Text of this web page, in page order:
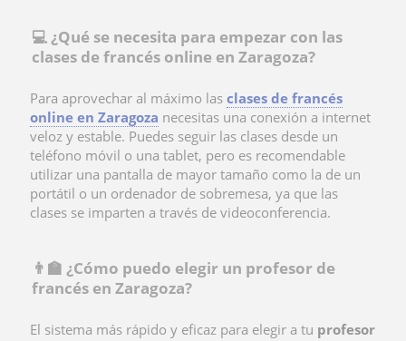
💻 ¿Qué se necesita para empezar con las
clases de francés online en Zaragoza?
Para aprovechar al máximo las clases de francés
online en Zaragoza necesitas una conexión a internet
veloz y estable. Puedes seguir las clases desde un
teléfono móvil o una tablet, pero es recomendable
utilizar una pantalla de mayor tamaño como la de un
portátil o un ordenador de sobremesa, ya que las
clases se imparten a través de videoconferencia.
👨‍🏫 ¿Cómo puedo elegir un profesor de
francés en Zaragoza?
El sistema más rápido y eficaz para elegir a tu profesor